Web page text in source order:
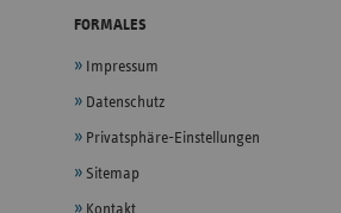
FORMALES
Impressum
Datenschutz
Privatsphäre-Einstellungen
Sitemap